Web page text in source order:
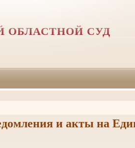
ОБЛАСТНОЙ СУД
и акты на